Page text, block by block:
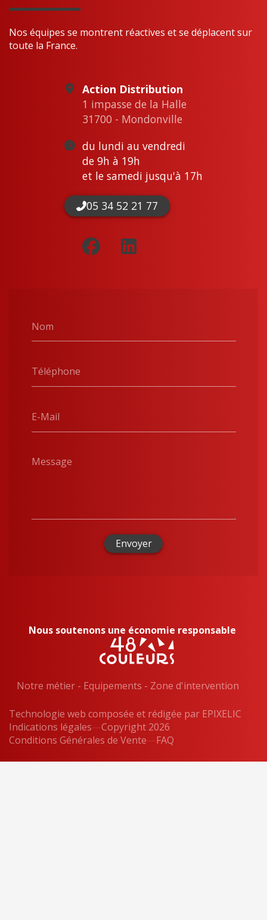
Nos équipes se montrent réactives et se déplacent sur
toute la France.
Nom
Téléphone
E-Mail
Message
Envoyer
Action Distribution
1 impasse de la Halle
31700 - Mondonville
du lundi au vendredi
de 9h à 19h
et le samedi jusqu'à 17h
05 34 52 21 77
Nous soutenons une économie responsable
Notre métier- Equipements - Zone d'intervention
Technologie web composée et rédigée par EPIXELIC
—
Indications légales—Copyright 2026
—
Conditions Générales de Vente—FAQ